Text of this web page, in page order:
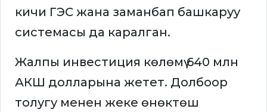
кичи ГЭС жана заманбап башкаруу
системасы да каралган.
Жалпы инвестиция көлөмү 640 млн
АКШ долларына жетет. Долбоор
толугу менен жеке өнөктөш